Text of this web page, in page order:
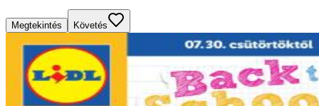
Megtekintés Követés